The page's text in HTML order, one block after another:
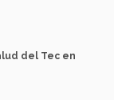
del Tec en